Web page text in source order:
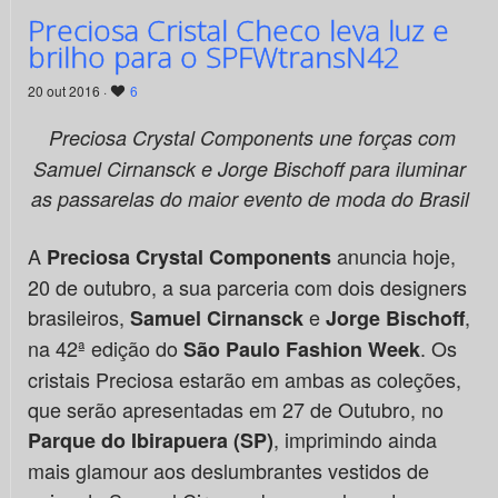
Preciosa Cristal Checo leva luz e
brilho para o SPFWtransN42
20 out 2016 · 6
Preciosa Crystal Components une forças com
Samuel Cirnansck e Jorge Bischoff para iluminar
as passarelas do maior evento de moda do Brasil
A Preciosa Crystal Componentsanuncia hoje,
20 de outubro, a sua parceria com dois designers
brasileiros, Samuel CirnansckeJorge Bischoff,
na 42ª edição do São Paulo Fashion Week. Os
cristais Preciosa estarão em ambas as coleções,
que serão apresentadas em 27 de Outubro, no
Parque do Ibirapuera (SP), imprimindo ainda
mais glamour aos deslumbrantes vestidos de